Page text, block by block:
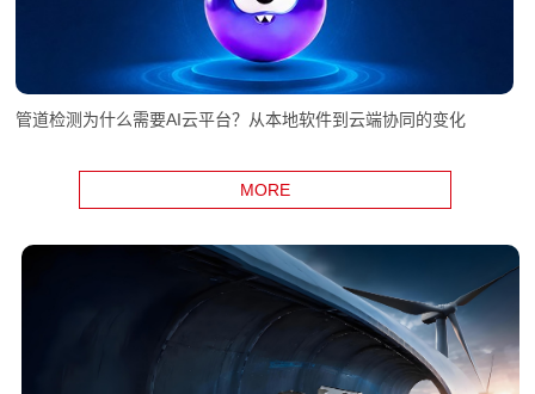
管道检测为什么需要AI云平台？从本地软件到云端协同的变化
MORE